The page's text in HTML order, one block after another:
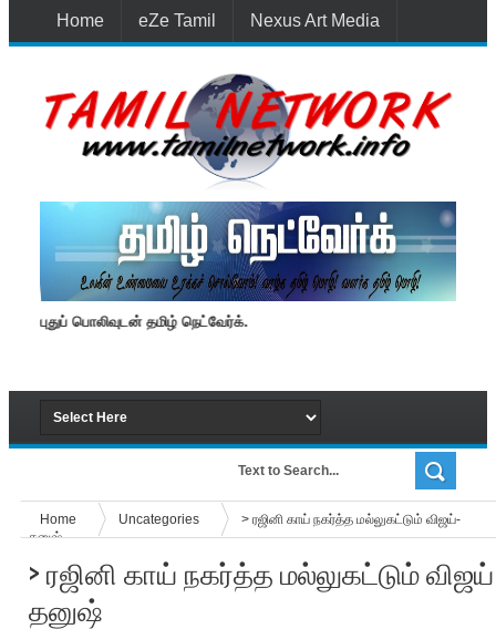
Home eZe Tamil Nexus Art Media
புதுப் பொலிவுடன் தமிழ் நெட்வேர்க்.
Home Uncategories
> ரஜினி காய் நகர்த்த மல்லுகட்டும் விஜய்-
தனுஷ்
> ரஜினி காய் நகர்த்த மல்லுகட்டும்
தனுஷ்